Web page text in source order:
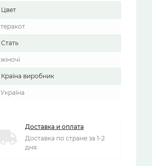
Цвет
теракот
Стать
жіночі
Країна виробник
Україна
Доставка и оплата
Доставка по стране за 1-2
дня.